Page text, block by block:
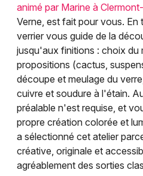
animé par Marine à
Verne, est fait pour vous. En
verrier vous guide de la
jusqu'aux finitions : choix du
propositions (cactus,
découpe et meulage du
cuivre et soudure à l'étain.
préalable n'est requise, et
propre création colorée et
a sélectionné cet atelier
créative, originale et
agréablement des sorties